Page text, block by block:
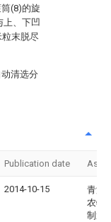
(8)的旋
上、下凹
末脱尽
清选分
Publication date
2014-10-15
青海
农牧
制造